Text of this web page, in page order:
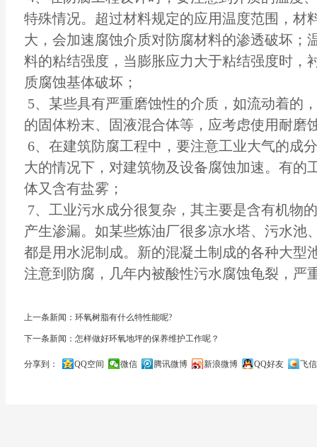
特殊情况。超过材料规定的应用温度范围，材
大，会加速腐蚀介质对防腐材料的渗透破坏；
料的粘结强度，当膨胀应力大于粘结强度时，
质腐蚀基体破坏；
5、某些具有严重磨蚀性的介质，如流动着的
的固体粉末、固液混合体等，应考虑使用耐磨
6、在建筑防腐工程中，要注意工业大气的成
大的情况下，对建筑物及设备腐蚀加速。有的
体又含有盐雾；
7、工业污水成分很复杂，其主要是含有机物
产生渗漏。如某些炼油厂很多凉水塔、污水池
都是用水泥制成。新的混凝土制成的各种大型
注意到防腐，几年内被酸性污水腐蚀龟裂，严
上一条新闻：环氧树脂有什么特性能呢?
下一条新闻：怎样做好环氧地坪的保养维护工作呢？
分享到： QQ空间 微信 腾讯微博 新浪微博 QQ好友
飞信